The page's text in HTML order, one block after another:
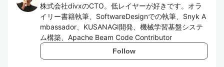
株式会社divxのCTO。低レイヤーが好きです。オラ
イリー書籍執筆、SoftwareDesignでの執筆、Snyk A
mbassador、KUSANAGI開発、機械学習基盤システ
ム構築、Apache Beam Code Contributor
Follow